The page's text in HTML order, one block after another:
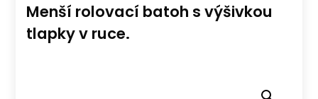
Menší rolovací batoh s výšivkou
tlapky v ruce.